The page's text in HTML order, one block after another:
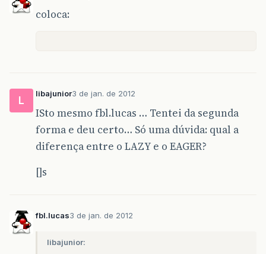
coloca:
L
libajunior3 de jan. de 2012
ISto mesmo fbl.lucas … Tentei da segunda
forma e deu certo… Só uma dúvida: qual a
diferença entre o LAZY e o EAGER?
[]s
fbl.lucas3 de jan. de 2012
libajunior: